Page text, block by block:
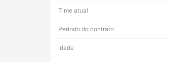
Time atual
Período do contrato
Idade